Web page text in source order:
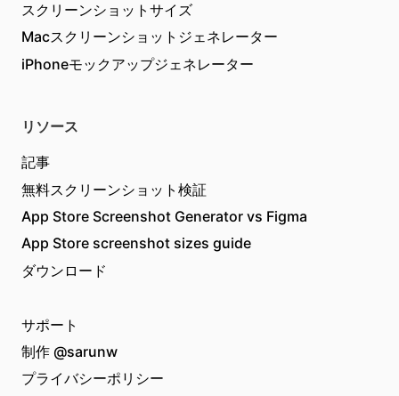
スクリーンショットサイズ
Macスクリーンショットジェネレーター
iPhoneモックアップジェネレーター
リソース
記事
無料スクリーンショット検証
App Store Screenshot Generator vs Figma
App Store screenshot sizes guide
ダウンロード
サポート
制作 @sarunw
プライバシーポリシー